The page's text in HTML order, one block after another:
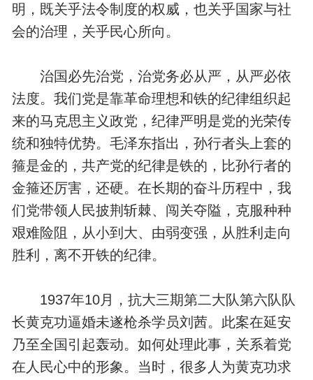
明，既关乎法令制度的权威，也关乎国家与社
会的治理，关乎民心所向。
治国必先治党，治党务必从严，从严必依
法度。我们党是靠革命理想和铁的纪律组织起
来的马克思主义政党，纪律严明是党的光荣传
统和独特优势。毛泽东指出，孙行者头上套的
箍是金的，共产党的纪律是铁的，比孙行者的
金箍还厉害，还硬。在长期的奋斗历程中，我
们党带领人民披荆斩棘、闯关夺隘，克服种种
艰难险阻，从小到大、由弱变强，从胜利走向
胜利，离不开铁的纪律。
1937年10月，抗大三期第二大队第六队队
长黄克功逼婚未遂枪杀学员刘茜。此案在延安
乃至全国引起轰动。如何处理此事，关系着党
在人民心中的形象。当时，很多人为黄克功求